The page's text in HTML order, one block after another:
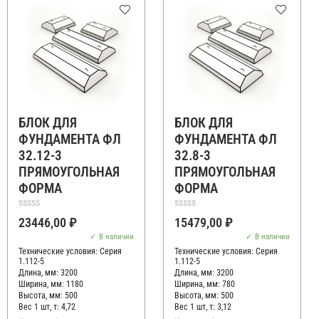
БЛОК ДЛЯ
ФУНДАМЕНТА ФЛ
32.12-3
ПРЯМОУГОЛЬНАЯ
ФОРМА
Оценка
0
23446,00₽
В наличии
Технические условия: Серия
1.112-5
Длина, мм: 3200
Ширина, мм: 1180
Высота, мм: 500
Вес 1 шт, т: 4,72
БЛОК ДЛЯ
ФУНДАМЕНТА ФЛ
32.8-3
ПРЯМОУГОЛЬНАЯ
ФОРМА
Оценка
0
15479,00₽
В наличии
Технические условия: Серия
1.112-5
Длина, мм: 3200
Ширина, мм: 780
Высота, мм: 500
Вес 1 шт, т: 3,12